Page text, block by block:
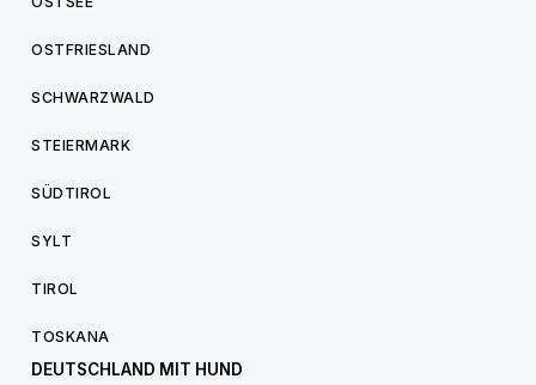
OSTFRIESLAND
SCHWARZWALD
STEIERMARK
SÜDTIROL
SYLT
TIROL
TOSKANA
DEUTSCHLAND MIT HUND